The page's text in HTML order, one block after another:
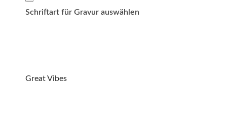
Schriftart für Gravur auswählen
Great Vibes